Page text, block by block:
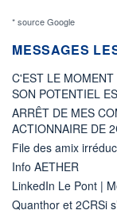
* source Google
MESSAGES
C'EST LE
SON POTENTIEL
ARRÊT DE MES
ACTIONNAIRE DE
File des amix
Info AETHER
LinkedIn Le Pont |
Quanthor et 2CRSi